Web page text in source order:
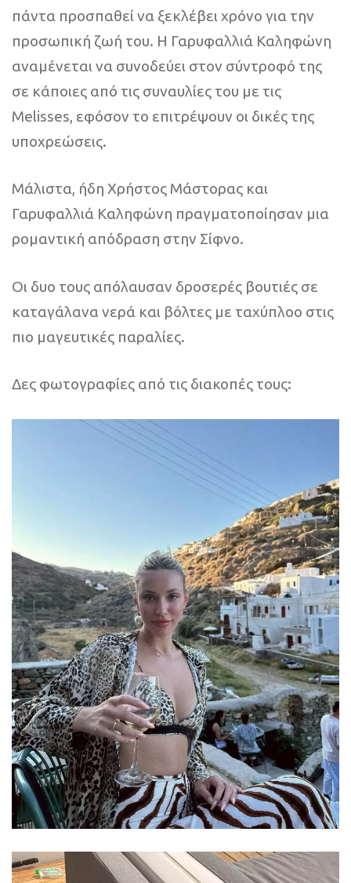
πάντα προσπαθεί να ξεκλέβει χρόνο για την
προσωπική ζωή του. Η Γαρυφαλλιά Καληφώνη
αναμένεται να συνοδεύει στον σύντροφό της
σε κάποιες από τις συναυλίες του με τις
Melisses, εφόσον το επιτρέψουν οι δικές της
υποχρεώσεις.
Μάλιστα, ήδη Χρήστος Μάστορας και
Γαρυφαλλιά Καληφώνη πραγματοποίησαν μια
ρομαντική απόδραση στην Σίφνο.
Οι δυο τους απόλαυσαν δροσερές βουτιές σε
καταγάλανα νερά και βόλτες με ταχύπλοο στις
πιο μαγευτικές παραλίες.
Δες φωτογραφίες από τις διακοπές τους: